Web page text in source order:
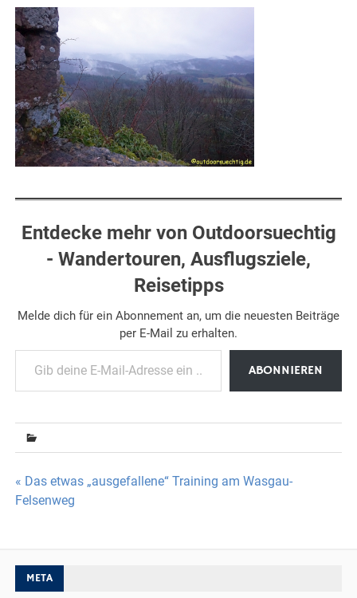
Entdecke mehr von Outdoorsuechtig
- Wandertouren, Ausflugsziele,
Reisetipps
Melde dich für ein Abonnement an, um die neuesten Beiträge
per E-Mail zu erhalten.
Gib deine E-Mail-Adresse ein ...
ABONNIEREN
Beitragsnavigation
« Das etwas „ausgefallene“ Training am Wasgau-
Felsenweg
META